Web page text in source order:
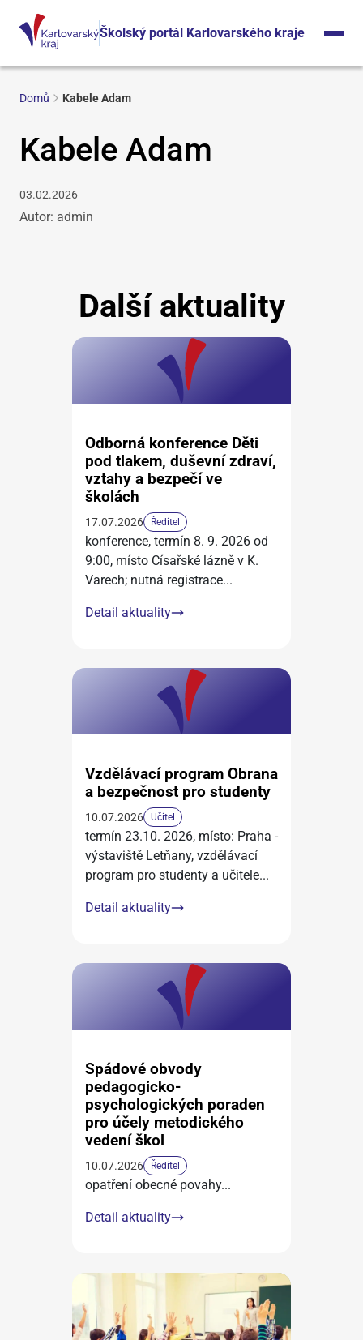
Školský portál Karlovarského kraje
Domů Kabele Adam
Kabele Adam
03.02.2026
Autor: admin
Další aktuality
Odborná konference Děti
pod tlakem, duševní zdraví,
vztahy a bezpečí ve
školách
17.07.2026 Ředitel
konference, termín 8. 9. 2026 od
9:00, místo Císařské lázně v K.
Varech; nutná registrace...
Detail aktuality
Vzdělávací program Obrana
a bezpečnost pro studenty
10.07.2026 Učitel
termín 23.10. 2026, místo: Praha -
výstaviště Letňany, vzdělávací
program pro studenty a učitele...
Detail aktuality
Spádové obvody
pedagogicko-
psychologických poraden
pro účely metodického
vedení škol
10.07.2026 Ředitel
opatření obecné povahy...
Detail aktuality